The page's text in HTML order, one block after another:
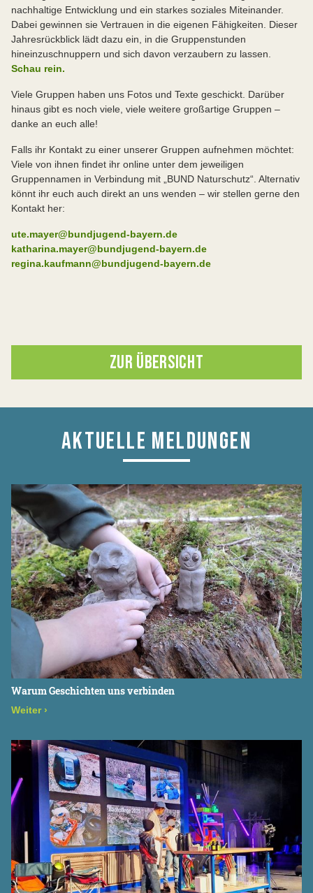
nachhaltige Entwicklung und ein starkes soziales Miteinander.
Dabei gewinnen sie Vertrauen in die eigenen Fähigkeiten. Dieser
Jahresrückblick lädt dazu ein, in die Gruppenstunden
hineinzuschnuppern und sich davon verzaubern zu lassen.
Schau rein.
Viele Gruppen haben uns Fotos und Texte geschickt. Darüber
hinaus gibt es noch viele, viele weitere großartige Gruppen –
danke an euch alle!
Falls ihr Kontakt zu einer unserer Gruppen aufnehmen möchtet:
Viele von ihnen findet ihr online unter dem jeweiligen
Gruppennamen in Verbindung mit „BUND Naturschutz“. Alternativ
könnt ihr euch auch direkt an uns wenden – wir stellen gerne den
Kontakt her:
ute.mayer@bundjugend-bayern.de
katharina.mayer@bundjugend-bayern.de
regina.kaufmann@bundjugend-bayern.de
ZUR ÜBERSICHT
AKTUELLE MELDUNGEN
Warum Geschichten uns verbinden
Weiter ›